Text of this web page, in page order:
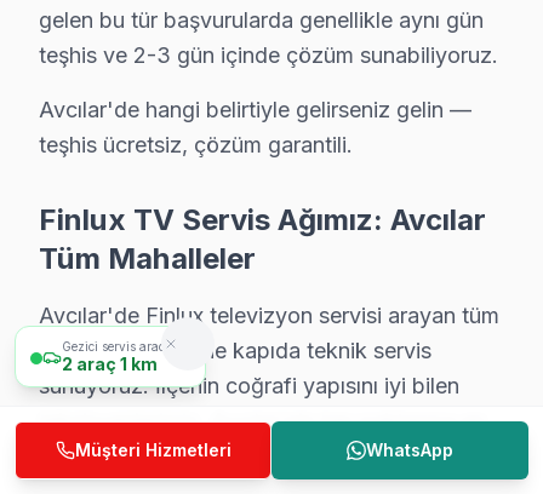
Şunu da belirtelim: Panel onarımında Avcılar'deki
Avcılar servisimizde tamir sürecinde yaşanabilecek
Avcılar Bölgesi Finlux TV Onarım Fiyat Listesi
Şeffaf hizmet politikamız Avcılar müşterilerimize tam güven
Arıza Türü Fiyat Aralığı Süre
Ses ve Port Onarımı
LED Backlight Tamiri ₺300 – ₺900 1–2 saat
Güç Kartı Değişimi ₺400 – ₺1.200 Aynı gün
gelen bu tür başvurularda genellikle aynı gün
teşhis ve 2-3 gün içinde çözüm sunabiliyoruz.
Avcılar'de hangi belirtiyle gelirseniz gelin —
teşhis ücretsiz, çözüm garantili.
Finlux TV Servis Ağımız: Avcılar
Tüm Mahalleler
Avcılar'de Finlux televizyon servisi arayan tüm
mahalle sakinlerine kapıda teknik servis
sunuyoruz. İlçenin coğrafi yapısını iyi bilen
teknisyenlerimiz, Avcılar'nin her noktasına en
kısa sürede ulaşır.
Gezici servis aracımız
2 araç 1 km
Müşteri Hizmetleri WhatsApp